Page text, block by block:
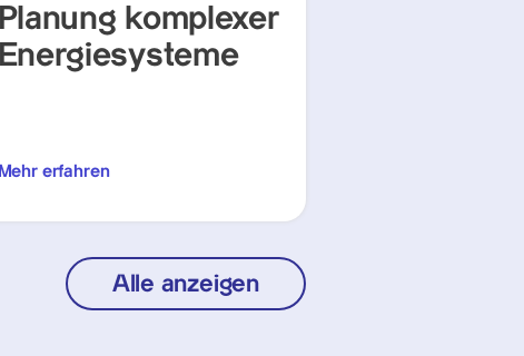
Planung komplexer
Energiesysteme
Mehr erfahren
Alle anzeigen